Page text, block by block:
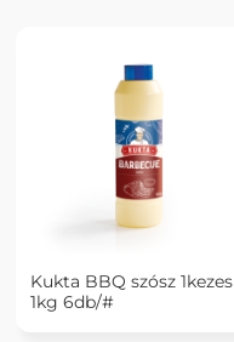
Kukta BBQ szósz 1kezes
1kg 6db/#